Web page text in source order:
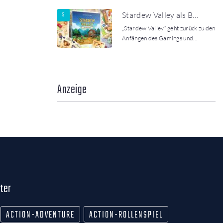
Stardew Valley als B…
„Stardew Valley“ geht zurück zu den
Anfängen des Gamings und…
Anzeige
ACTION-ADVENTURE ACTION-ROLLENSPIEL